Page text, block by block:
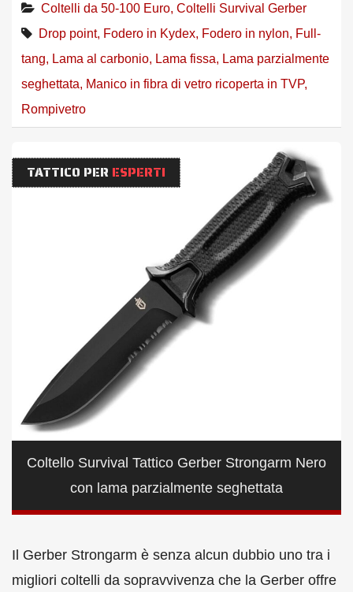
Coltelli da 50-100 Euro, Coltelli Survival Gerber
Drop point, Fodero in Kydex, Fodero in nylon, Full-
tang, Lama al carbonio, Lama fissa, Lama parzialmente
seghettata, Manico in fibra di vetro ricoperta in TVP,
Rompivetro
TATTICO PER ESPERTI
Coltello Survival Tattico Gerber Strongarm Nero
con lama parzialmente seghettata
Il Gerber Strongarm è senza alcun dubbio uno tra i
migliori coltelli da sopravvivenza che la Gerber offre